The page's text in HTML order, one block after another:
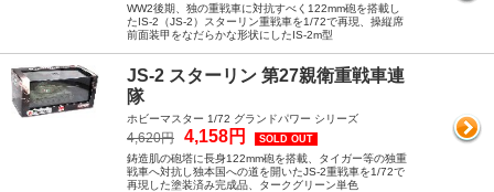
WW2後期、独の重戦車に対抗すべく122mm砲を搭載し
たIS-2（JS-2）スターリン重戦車を1/72で再現、操縦席
前面装甲をなだらかな形状にしたIS-2m型
JS-2 スターリン 第27親衛重戦車連
隊
ホビーマスター 1/72 グランドパワー シリーズ
4,620円 4,158円 SOLD OUT
鋳造肌の砲塔に長身122mm砲を搭載、タイガー等の独重
戦車へ対抗し独本国への道を開いたJS-2重戦車を1/72で
再現した塗装済み完成品、タークグリーン単色